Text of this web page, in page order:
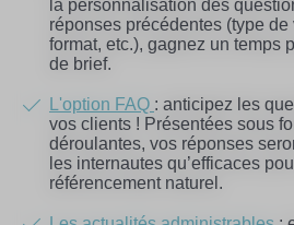
la personnalisation des
réponses précédentes (type
format, etc.), gagnez un temps
de brief.
L'option FAQ : anticipez les
vos clients ! Présentées sous
déroulantes, vos réponses
les internautes qu’efficaces
référencement naturel.